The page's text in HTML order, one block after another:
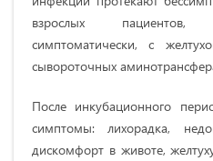
взрослых пациентов,
симптоматически, с
сывороточных
После инкубационного
симптомы: лихорадка,
дискомфорт в животе,